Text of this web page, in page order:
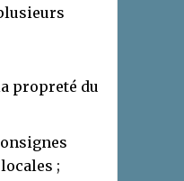
propreté du
;